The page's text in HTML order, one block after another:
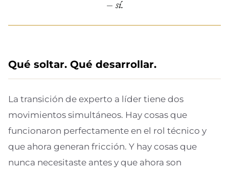
— sí.
Qué soltar. Qué desarrollar.
La transición de experto a líder tiene dos
movimientos simultáneos. Hay cosas que
funcionaron perfectamente en el rol técnico y
que ahora generan fricción. Y hay cosas que
nunca necesitaste antes y que ahora son